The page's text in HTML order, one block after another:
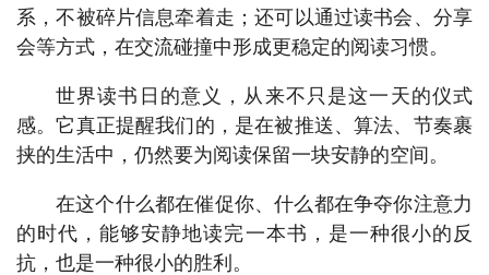
系，不被碎片信息牵着走；还可以通过读书会、分享
会等方式，在交流碰撞中形成更稳定的阅读习惯。
世界读书日的意义，从来不只是这一天的仪式
感。它真正提醒我们的，是在被推送、算法、节奏裹
挟的生活中，仍然要为阅读保留一块安静的空间。
在这个什么都在催促你、什么都在争夺你注意力
的时代，能够安静地读完一本书，是一种很小的反
抗，也是一种很小的胜利。